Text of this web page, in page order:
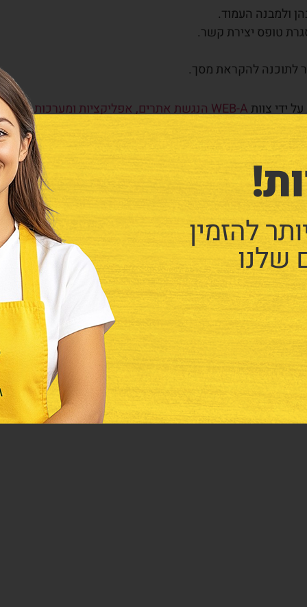
ולמבנה העמוד.
טופס יצירת קשר.
ידי צוותWEB-A הנגשת אתרים, אפליקציות ומערכות מתקדמות.
להשתמש באתר האינטרנט בצורה שווה, מהנה
העדכנית והמתאימה ביותר לצרכי לקוחותינו והגולשים
בצורה מלאה או נמצאים בתהליכי הנגשה לאנשים עם מוגבלות.
לשפר אותו בהקדם האפשרי וכמובן להעניק לכם את
האינטרנט ניתן ליצור עימו קשר באמצעים הבאים:
להזמין
שלנו